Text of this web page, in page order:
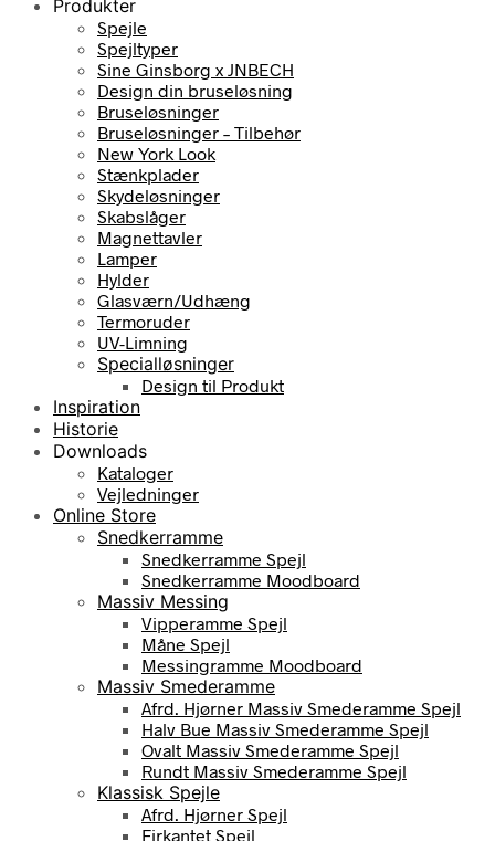
Produkter
Spejle
Spejltyper
Sine Ginsborg x JNBECH
Design din bruseløsning
Bruseløsninger
Bruseløsninger – Tilbehør
New York Look
Stænkplader
Skydeløsninger
Skabslåger
Magnettavler
Lamper
Hylder
Glasværn/Udhæng
Termoruder
UV-Limning
Specialløsninger
Design til Produkt
Inspiration
Historie
Downloads
Kataloger
Vejledninger
Online Store
Snedkerramme
Snedkerramme Spejl
Snedkerramme Moodboard
Massiv Messing
Vipperamme Spejl
Måne Spejl
Messingramme Moodboard
Massiv Smederamme
Afrd. Hjørner Massiv Smederamme Spejl
Halv Bue Massiv Smederamme Spejl
Ovalt Massiv Smederamme Spejl
Rundt Massiv Smederamme Spejl
Klassisk Spejle
Afrd. Hjørner Spejl
Firkantet Spejl